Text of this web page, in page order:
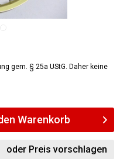
gem. § 25a UStG. Daher keine
Warenkorb
oder Preis vorschlagen